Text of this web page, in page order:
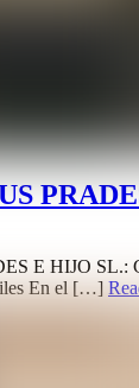
E HIJO SL.:
En el […]